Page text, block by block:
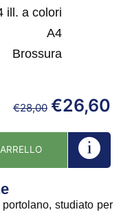
ill. a colori
A4
Brossura
€28,00 €26,60
studiato per